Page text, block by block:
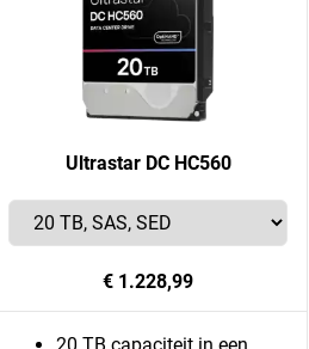
Ultrastar DC HC560
€ 1.228,99